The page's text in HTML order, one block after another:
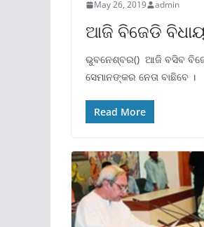
May 26, 2019 admin
ଆଜି ବିଜେଡି
ଭୁବନେଶ୍ବର() ଆଜି ବସିବ
ସେମାନଙ୍କର ନେତା ବାଛିବେ ।
Read More